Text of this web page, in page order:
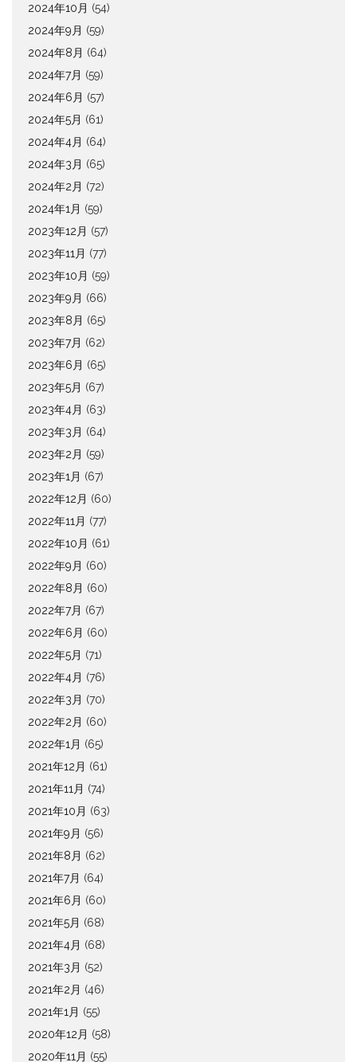
2024年10月 (54)
2024年9月 (59)
2024年8月 (64)
2024年7月 (59)
2024年6月 (57)
2024年5月 (61)
2024年4月 (64)
2024年3月 (65)
2024年2月 (72)
2024年1月 (59)
2023年12月 (57)
2023年11月 (77)
2023年10月 (59)
2023年9月 (66)
2023年8月 (65)
2023年7月 (62)
2023年6月 (65)
2023年5月 (67)
2023年4月 (63)
2023年3月 (64)
2023年2月 (59)
2023年1月 (67)
2022年12月 (60)
2022年11月 (77)
2022年10月 (61)
2022年9月 (60)
2022年8月 (60)
2022年7月 (67)
2022年6月 (60)
2022年5月 (71)
2022年4月 (76)
2022年3月 (70)
2022年2月 (60)
2022年1月 (65)
2021年12月 (61)
2021年11月 (74)
2021年10月 (63)
2021年9月 (56)
2021年8月 (62)
2021年7月 (64)
2021年6月 (60)
2021年5月 (68)
2021年4月 (68)
2021年3月 (52)
2021年2月 (46)
2021年1月 (55)
2020年12月 (58)
2020年11月 (55)